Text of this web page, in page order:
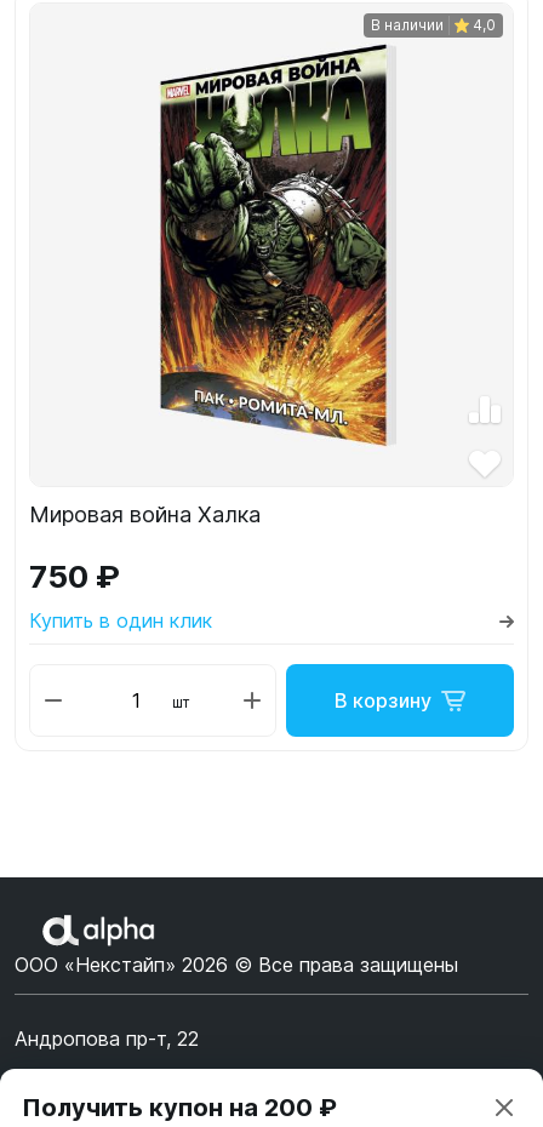
В наличии 4,0
Мировая война Халка
750 ₽
Купить в один клик
шт В корзину
ООО «Некстайп» 2026 © Все права защищены
Андропова пр-т, 22
8 (800) 123-55-44
Получить купон на 200 ₽